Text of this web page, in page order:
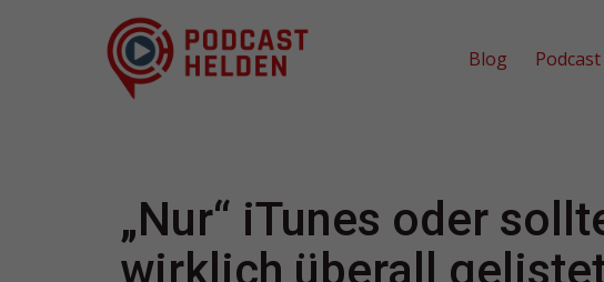
Blog Podcast
„Nur“ iTunes oder
wirklich überall